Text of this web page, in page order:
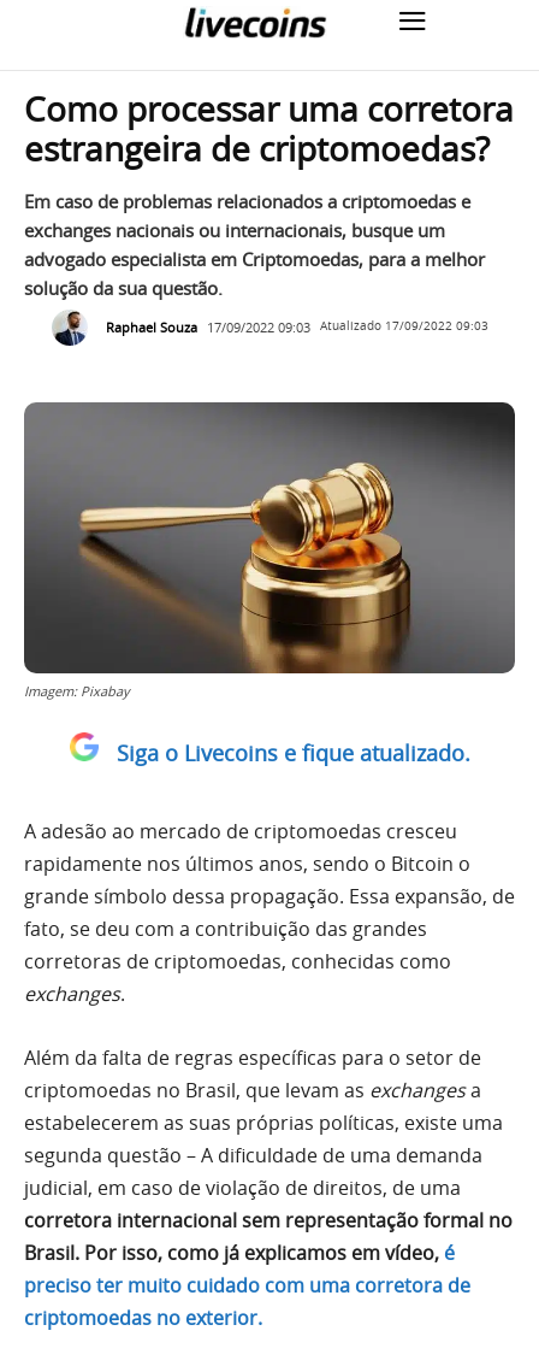
Como processar uma corretora
estrangeira de criptomoedas?
Em caso de problemas relacionados a criptomoedas e
exchanges nacionais ou internacionais, busque um
advogado especialista em Criptomoedas, para a melhor
solução da sua questão.
Raphael Souza 17/09/2022 09:03 Atualizado 17/09/2022 09:03
Imagem: Pixabay
Siga o Livecoins e fique atualizado.
A adesão ao mercado de criptomoedas cresceu
rapidamente nos últimos anos, sendo o Bitcoin o
grande símbolo dessa propagação. Essa expansão, de
fato, se deu com a contribuição das grandes
corretoras de criptomoedas, conhecidas como
exchanges.
Além da falta de regras específicas para o setor de
criptomoedas no Brasil, que levam as exchangesa
estabelecerem as suas próprias políticas, existe uma
segunda questão – A dificuldade de uma demanda
judicial, em caso de violação de direitos, de uma
corretora internacional sem representação formal no
Brasil. Por isso, como já explicamos em vídeo, é
preciso ter muito cuidado com uma corretora de
criptomoedas no exterior.